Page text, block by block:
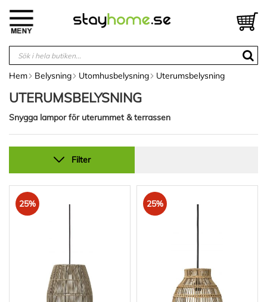
innehållet
Hem Belysning Utomhusbelysning Uterumsbelysning
UTERUMSBELYSNING
Snygga lampor för uterummet & terrassen
Filter
25% 25%